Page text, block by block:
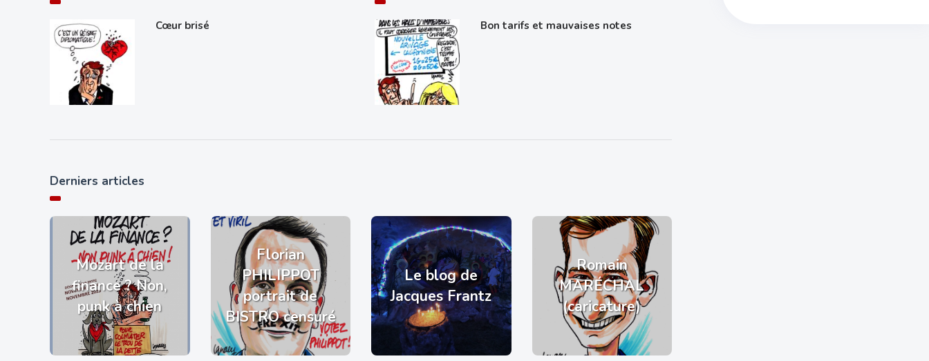
Cœur brisé Bon tarifs et mauvaises notes
Derniers articles
Mozart de la
finance ? Non,
punk à chien
Florian
PHILIPPOT
portrait de
BISTRO censuré
Le blog de
Jacques Frantz
Romain
MARÉCHAL
(caricature)